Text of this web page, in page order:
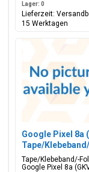
Lager: 0
Lieferzeit:
15 Werktagen
Google Pixel 8a
Tape/
01
Tape/Klebeband/-
Google Pixel 8a